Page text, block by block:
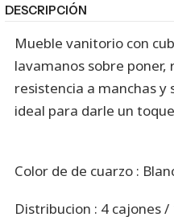
DESCRIPCIÓN
Mueble vanitorio con
lavamanos sobre
resistencia a manchas y
ideal para darle un
Color de de cuarzo :
Distribucion : 4 cajones /